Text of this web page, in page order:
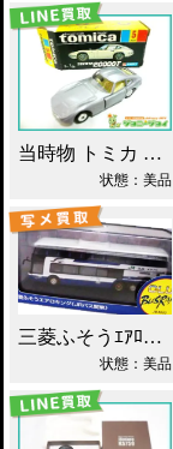
当時物 トミカ トヨタ 2000GT 黒箱 日本製 買取！
状態：美品
三菱ふそうｴｱﾛｷﾝｸﾞ JRﾊﾞｽ関東 ミニカー買取！
状態：美品